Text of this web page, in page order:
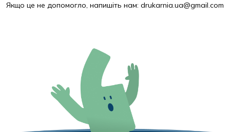
Якщо це не допомогло, напишіть нам: drukarnia.ua@gmail.com